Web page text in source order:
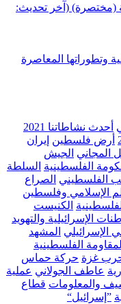
(مختصرة) (آخر تحديث:
وتطوراتها المعاصرة
أحدث نشاطاتنا 2021
أرض فلسطين إيران
المجاني الجيش
الفلسطينية السلطة
الفلسطيني الصراع
الإسلامي وفلسطين
الكنيست
الإسرائيلية والتهويد
الإسرائيلي المشهد
المقاومة الفلسطينية
غزة حركة حماس
عاطف الجولاني عملية
والمعلومات قطاع
”إسرائيل“